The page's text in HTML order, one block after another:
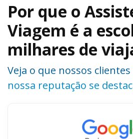
Por que o
Viagem é a
milhares de
Veja o que nossos
nossa reputação se